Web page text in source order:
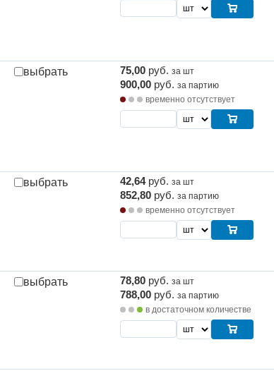
выбрать 75,00 руб. за шт
900,00 руб. за партию
временно отсутствует
выбрать 42,64 руб. за шт
852,80 руб. за партию
временно отсутствует
выбрать 78,80 руб. за шт
788,00 руб. за партию
в достаточном количестве